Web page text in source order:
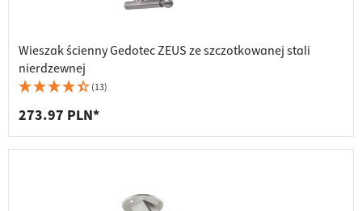
Wieszak ścienny Gedotec ZEUS ze szczotkowanej stali
nierdzewnej
(13)
273.97 PLN*